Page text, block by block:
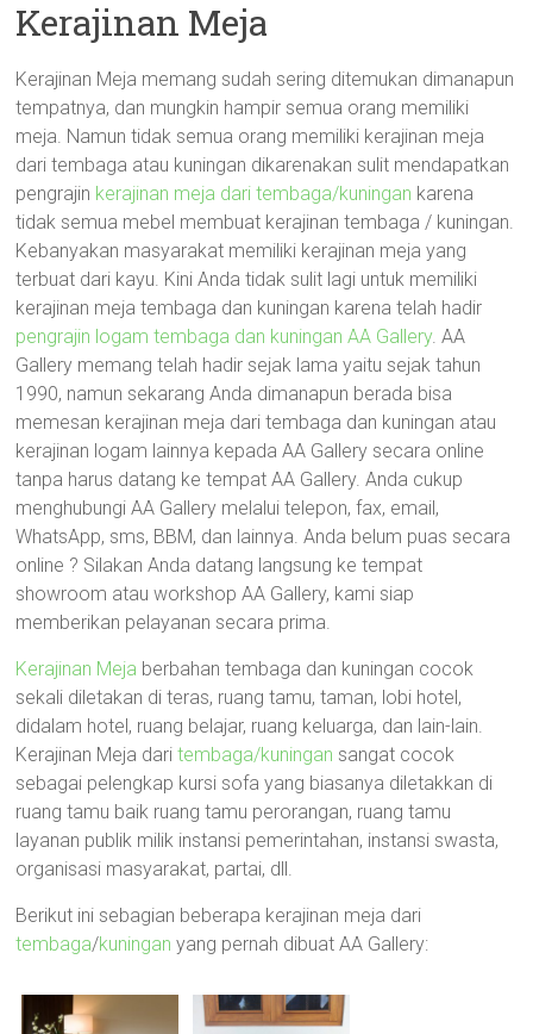
Kerajinan Meja
Kerajinan Meja memang sudah sering ditemukan dimanapun
tempatnya, dan mungkin hampir semua orang memiliki
meja. Namun tidak semua orang memiliki kerajinan meja
dari tembaga atau kuningan dikarenakan sulit mendapatkan
pengrajin kerajinan meja dari tembaga/kuningan karena
tidak semua mebel membuat kerajinan tembaga / kuningan.
Kebanyakan masyarakat memiliki kerajinan meja yang
terbuat dari kayu. Kini Anda tidak sulit lagi untuk memiliki
kerajinan meja tembaga dan kuningan karena telah hadir
pengrajin logam tembaga dan kuningan AA Gallery. AA
Gallery memang telah hadir sejak lama yaitu sejak tahun
1990, namun sekarang Anda dimanapun berada bisa
memesan kerajinan meja dari tembaga dan kuningan atau
kerajinan logam lainnya kepada AA Gallery secara online
tanpa harus datang ke tempat AA Gallery. Anda cukup
menghubungi AA Gallery melalui telepon, fax, email,
WhatsApp, sms, BBM, dan lainnya. Anda belum puas secara
online ? Silakan Anda datang langsung ke tempat
showroom atau workshop AA Gallery, kami siap
memberikan pelayanan secara prima.
Kerajinan Meja berbahan tembaga dan kuningan cocok
sekali diletakan di teras, ruang tamu, taman, lobi hotel,
didalam hotel, ruang belajar, ruang keluarga, dan lain-lain.
Kerajinan Meja daritembaga/kuningan sangat cocok
sebagai pelengkap kursi sofa yang biasanya diletakkan di
ruang tamu baik ruang tamu perorangan, ruang tamu
layanan publik milik instansi pemerintahan, instansi swasta,
organisasi masyarakat, partai, dll.
Berikut ini sebagian beberapa kerajinan meja dari
tembaga/kuningan yang pernah dibuat AA Gallery: